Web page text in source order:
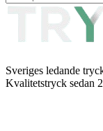
Sveriges ledande
Kvalitetstryck sedan